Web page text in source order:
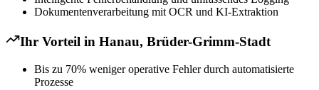
Dokumentenverarbeitung mit OCR und KI-Extraktion
Ihr Vorteil in Hanau, Brüder-Grimm-Stadt
Bis zu 70% weniger operative Fehler durch automatisierte
Prozesse